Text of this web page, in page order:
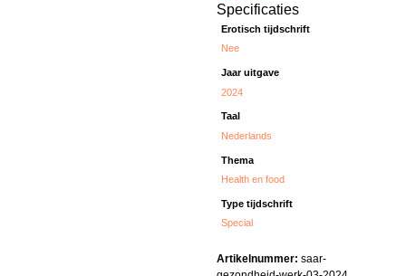
Specificaties
Erotisch tijdschrift
Nee
Jaar uitgave
2024
Taal
Nederlands
Thema
Health en food
Type tijdschrift
Special
Artikelnummer: saar-